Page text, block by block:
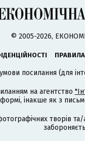
© 2005-2026,
посилання (для
на агентство
інакше як з
творів